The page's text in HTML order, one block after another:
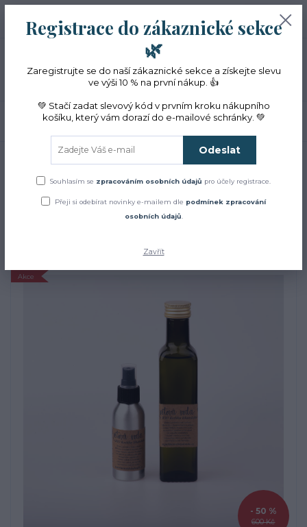
Menu
CZK
Hledat
(Po-Pá, 10-16 hod.)
0ks
0 Kč
ZACHRAŇTE BYLINKY!
Květová voda z BIO kozlíku 250 ml
Květová voda z BIO kozlíku
250 ml VÝPRODEJ
Akce
600 Kč
- 50 %
Registrace do zákaznické sekce
🌿
Zaregistrujte se do naší zákaznické sekce a získejte slevu
ve výši 10 % na první nákup. 👍
💚 Stačí zadat slevový kód v prvním kroku nákupního
košíku, který vám dorazí do e-mailové schránky. 💚
Odeslat
Souhlasím se zpracováním osobních údajů pro účely registrace.
Přeji si odebírat novinky e-mailem dle podmínek zpracování
osobních údajů
Zavřít